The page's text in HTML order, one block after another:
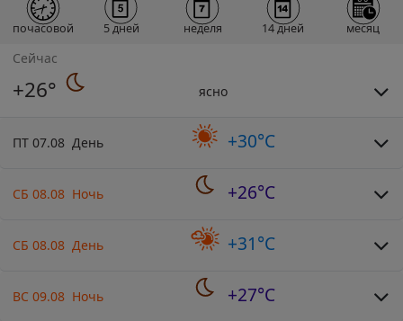
почасовой 5 дней неделя 14 дней месяц
Сейчас
+26° ясно
ПТ 07.08 День +30°C
СБ 08.08 Ночь +26°C
СБ 08.08 День +31°C
ВС 09.08 Ночь +27°C